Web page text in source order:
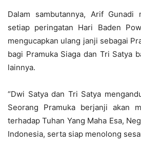
Dalam sambutannya, Arif Gunadi
setiap peringatan Hari Baden
mengucapkan ulang janji sebagai
bagi Pramuka Siaga dan Tri Satya
lainnya.
“Dwi Satya dan Tri Satya
Seorang Pramuka berjanji akan
terhadap Tuhan Yang Maha Esa,
Indonesia, serta siap menolong